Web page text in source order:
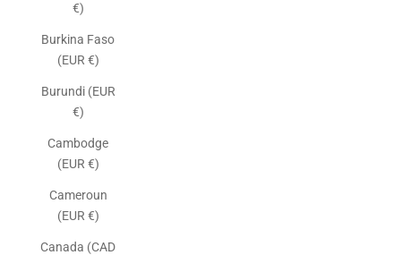
€)
Burkina Faso
(EUR €)
Burundi (EUR
€)
Cambodge
(EUR €)
Cameroun
(EUR €)
Canada (CAD